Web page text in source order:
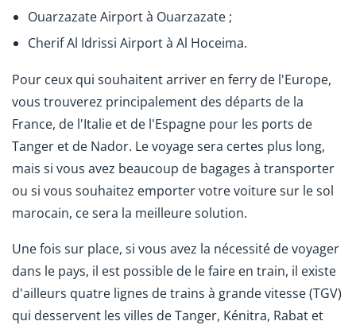
Ouarzazate Airport à Ouarzazate ;
Cherif Al Idrissi Airport à Al Hoceima.
Pour ceux qui souhaitent arriver en ferry de l'Europe,
vous trouverez principalement des départs de la
France, de l'Italie et de l'Espagne pour les ports de
Tanger et de Nador. Le voyage sera certes plus long,
mais si vous avez beaucoup de bagages à transporter
ou si vous souhaitez emporter votre voiture sur le sol
marocain, ce sera la meilleure solution.
Une fois sur place, si vous avez la nécessité de voyager
dans le pays, il est possible de le faire en train, il existe
d'ailleurs quatre lignes de trains à grande vitesse (TGV)
qui desservent les villes de Tanger, Kénitra, Rabat et